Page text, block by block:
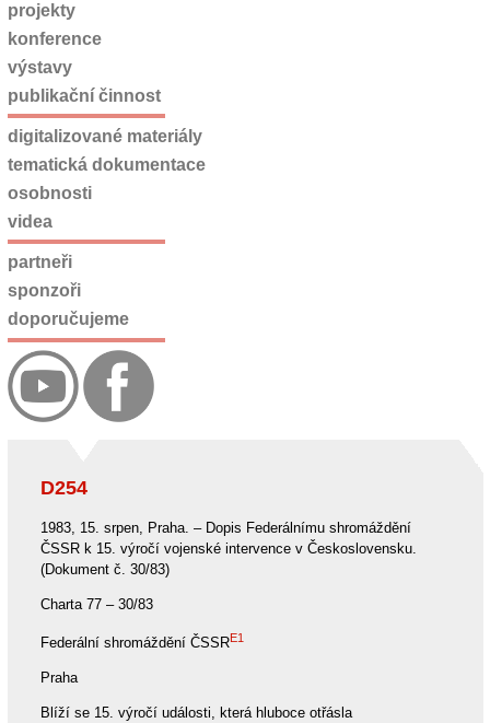
D254
1983, 15. srpen, Praha. – Dopis Federálnímu shromáždění
ČSSR k 15. výročí vojenské intervence v Československu.
(Dokument č. 30/83)
Charta 77 – 30/83
Federální shromáždění ČSSRE1
Praha
Blíží se 15. výročí události, která hluboce otřásla
projekty
konference
výstavy
publikační činnost
digitalizované materiály
tematická dokumentace
osobnosti
videa
partneři
sponzoři
doporučujeme